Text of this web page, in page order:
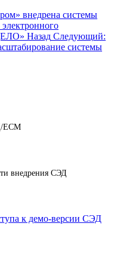
внедрена системы
Назад Следующий:
системы
ECM
внедрения СЭД
к демо-версии СЭД